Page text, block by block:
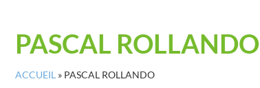
PASCAL ROLLANDO
ACCUEIL » PASCAL ROLLANDO